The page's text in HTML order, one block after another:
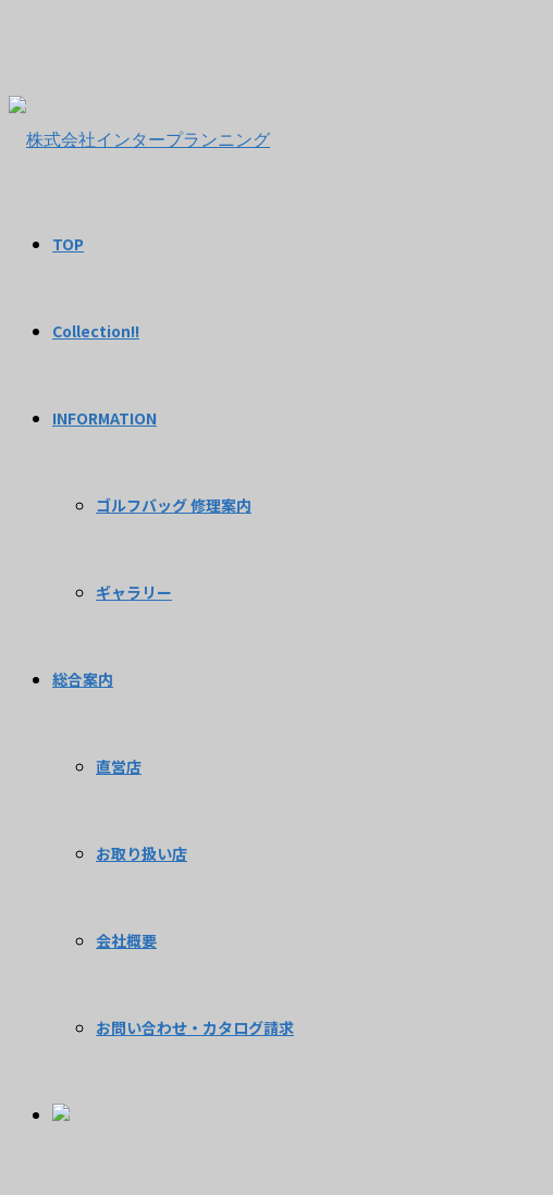
TOP
Collection!!
INFORMATION
ゴルフバッグ 修理案内
ギャラリー
総合案内
直営店
お取り扱い店
会社概要
お問い合わせ・カタログ請求